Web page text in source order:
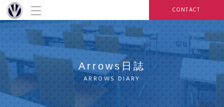
CONTACT
Arrows日誌
ARROWS DIARY